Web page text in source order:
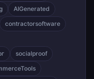
AIGenerated
contractorsoftware
socialproof